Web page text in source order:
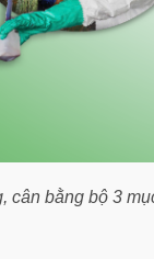
bằng bộ 3